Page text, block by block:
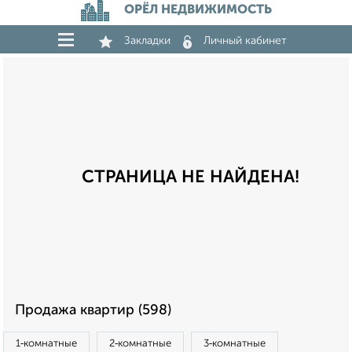
ОРЁЛ НЕДВИЖИМОСТЬ
Закладки Личный кабинет
СТРАНИЦА НЕ НАЙДЕНА!
Продажа квартир (598)
1‑комнатные 2‑комнатные 3‑комнатные